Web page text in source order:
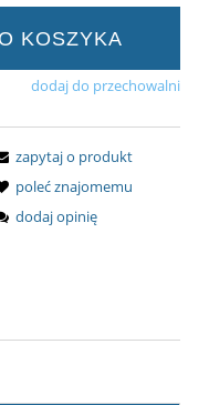
KOSZYKA
dodaj do przechowalni
zapytaj o produkt
poleć znajomemu
dodaj opinię